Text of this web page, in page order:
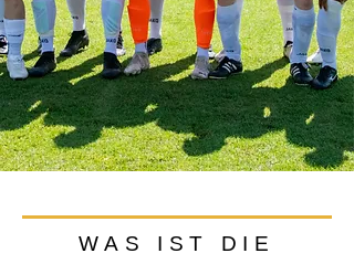
WAS IST DIE